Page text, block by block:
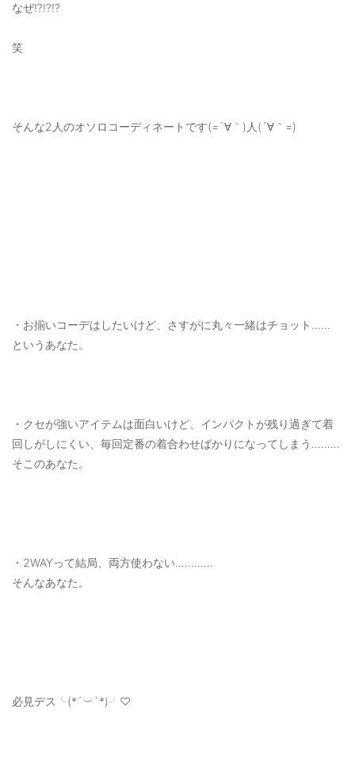
なぜ⁉️⁉️⁉️
笑
そんな2人のオソロコーディネートです(=´∀｀)人(´∀｀=)
・お揃いコーデはしたいけど、さすがに丸々一緒はチョット……
というあなた。
・クセが強いアイテムは面白いけど、インパクトが残り過ぎて着
回しがしにくい、毎回定番の着合わせばかりになってしまう………
そこのあなた。
・2WAYって結局、両方使わない…………
そんなあなた。
必見デス╰(*´︶`*)╯♡